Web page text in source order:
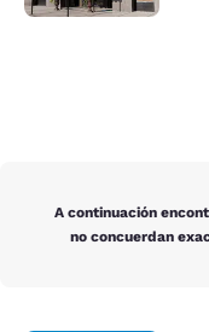
A continuación
no concuerdan